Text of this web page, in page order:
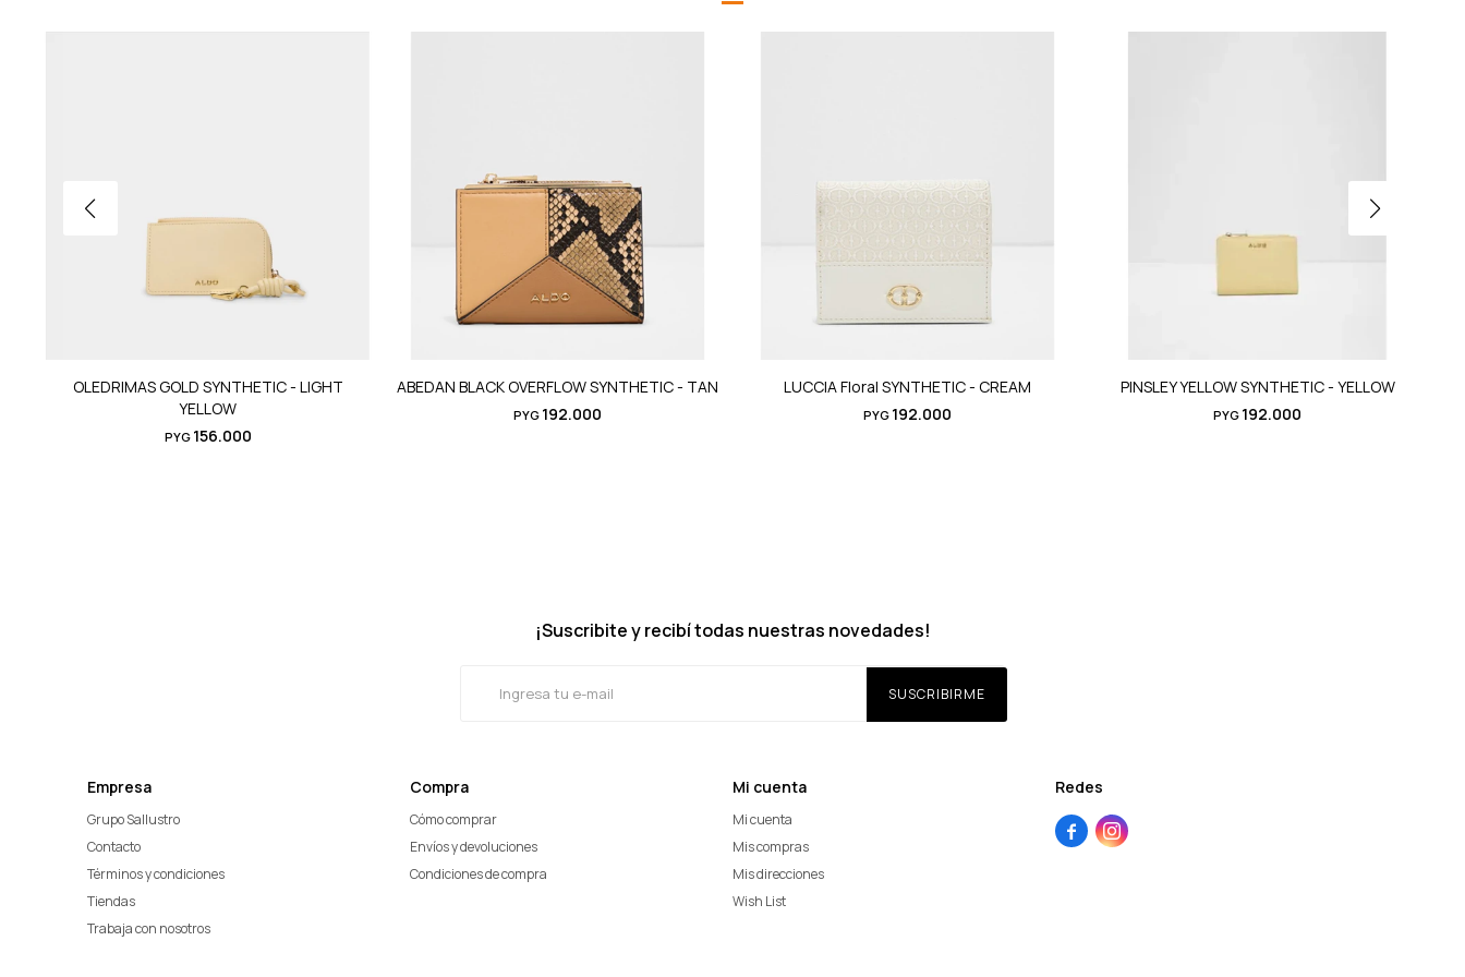
OLEDRIMAS GOLD SYNTHETIC - LIGHT
YELLOW
PYG 156.000
ABEDAN BLACK OVERFLOW SYNTHETIC - TAN
PYG 192.000
LUCCIA Floral SYNTHETIC - CREAM
PYG 192.000
PINSLEY YELLOW SYNTHETIC - YELLOW
PYG 192.000
Empresa
Grupo Sallustro
Contacto
Términos y condiciones
Tiendas
Trabaja con nosotros
Compra
Cómo comprar
Envíos y devoluciones
Condiciones de compra
Mi cuenta
Mi cuenta
Mis compras
Mis direcciones
Wish List
Redes
 
¡Suscribite y recibí todas nuestras novedades!
SUSCRIBIRME